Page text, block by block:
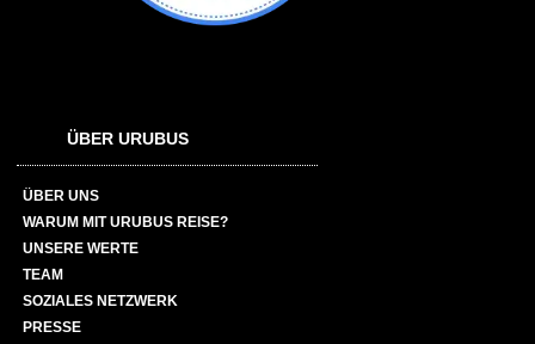
ÜBER URUBUS
ÜBER UNS
WARUM MIT URUBUS REISE?
UNSERE WERTE
TEAM
SOZIALES NETZWERK
PRESSE